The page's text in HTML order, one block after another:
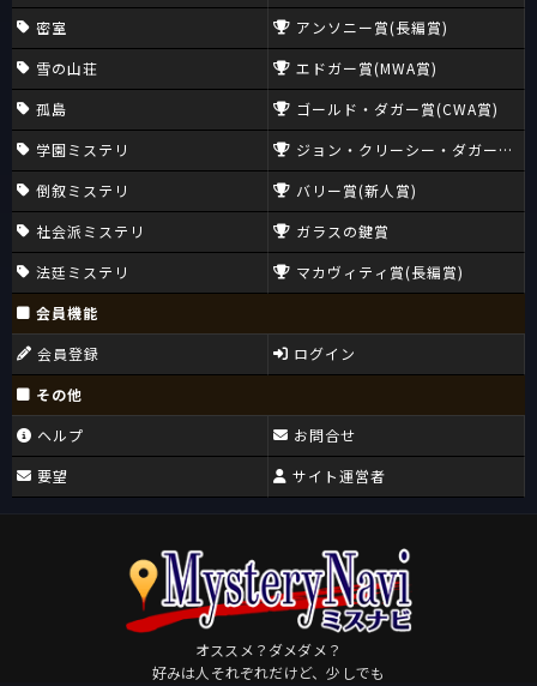
密室
雪の山荘
孤島
学園ミステリ
倒叙ミステリ
社会派ミステリ
法廷ミステリ
アンソニー賞(長編賞)
エドガー賞(MWA賞)
ゴールド・ダガー賞(CWA賞)
ジョン・クリーシー・ダガー賞
バリー賞(新人賞)
ガラスの鍵賞
マカヴィティ賞(長編賞)
会員機能
会員登録
ログイン
その他
ヘルプ
要望
お問合せ
サイト運営者
オススメ？ダメダメ？
好みは人それぞれだけど、少しでも